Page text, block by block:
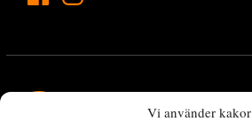
Vi använder kakor